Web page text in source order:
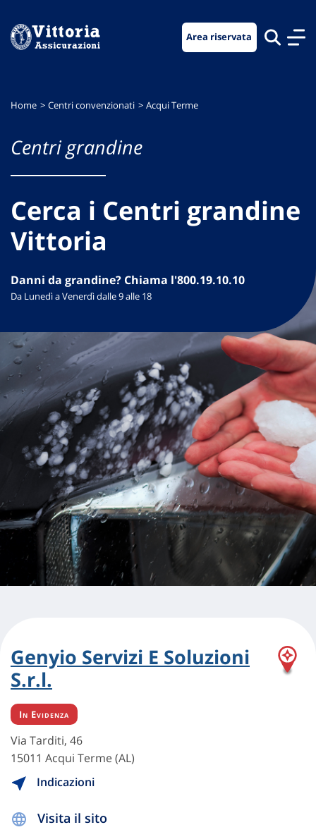
menu
contenuto
footer
Area riservata
Home Centri convenzionati Acqui Terme
Centri grandine
Cerca i Centri grandine
Vittoria
Danni da grandine? Chiama l'800.19.10.10
Da Lunedì a Venerdì dalle 9 alle 18
Genyio Servizi E Soluzioni
S.r.l.
In Evidenza
Via Tarditi, 46
15011 Acqui Terme (AL)
Indicazioni
Visita il sito